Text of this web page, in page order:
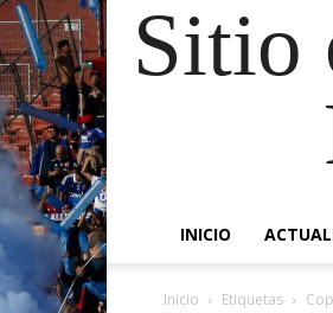
Sitio
INICIO
Inicio Etiquetas